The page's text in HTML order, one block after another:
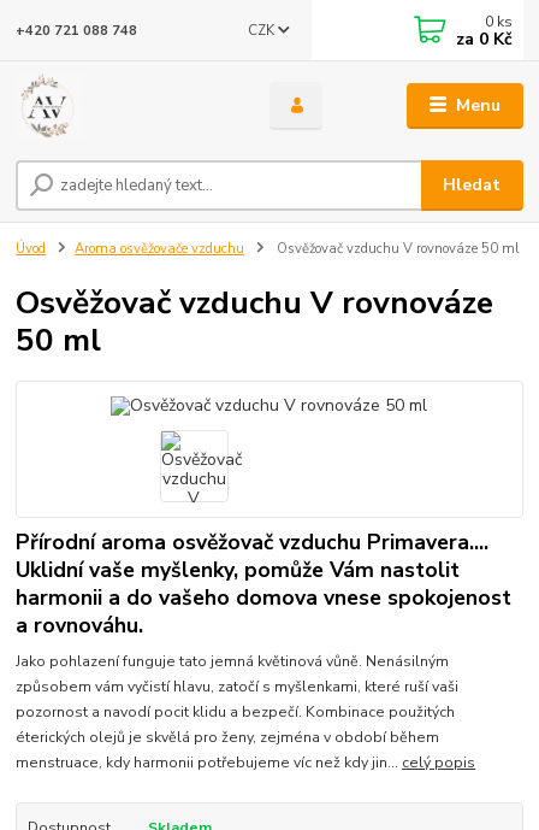
Menu
CZK
Hledat
+420 721 088 748 0 ks
za 0 Kč
Úvod Aroma osvěžovače vzduchu Osvěžovač vzduchu V rovnováze 50 ml
Osvěžovač vzduchu V rovnováze
50 ml
Přírodní aroma osvěžovač vzduchu Primavera....
Uklidní vaše myšlenky, pomůže Vám nastolit
harmonii a do vašeho domova vnese spokojenost
a rovnováhu.
Jako pohlazení funguje tato jemná květinová vůně. Nenásilným
způsobem vám vyčistí hlavu, zatočí s myšlenkami, které ruší vaši
pozornost a navodí pocit klidu a bezpečí. Kombinace použitých
éterických olejů je skvělá pro ženy, zejména v období během
menstruace, kdy harmonii potřebujeme víc než kdy jin... celý popis